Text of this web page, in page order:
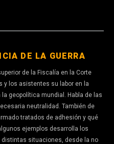
DE LA GUERRA
de la Fiscalía en la Corte
y los asistentes su labor en la
geopolítica mundial. Habla de las
neutralidad. También de
tratados de adhesión y qué
ejemplos desarrolla los
situaciones, desde la no